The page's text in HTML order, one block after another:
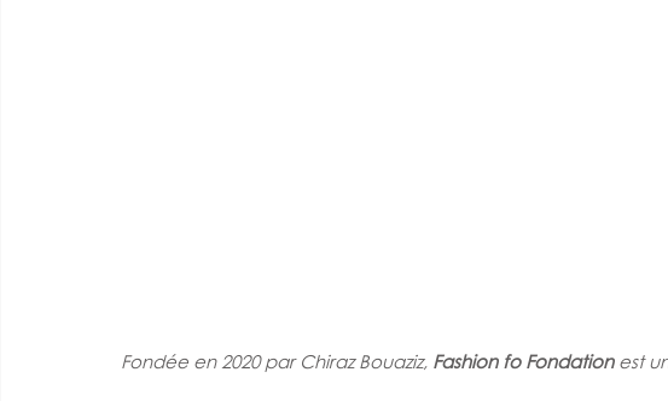
Fondée en 2020 par Chiraz Bouaziz, Fashion fo Fondation est